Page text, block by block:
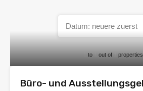
to out of properties
Datum: neuere zuerst
Büro- und